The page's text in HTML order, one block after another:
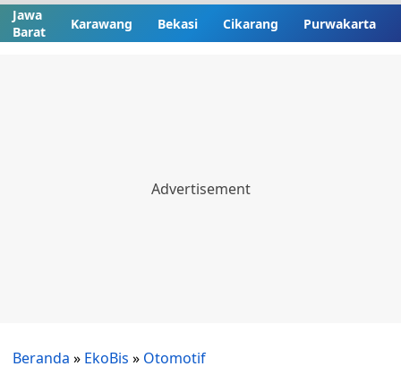
Jawa
Barat
Karawang Bekasi Cikarang Purwakarta
Beranda » EkoBis » Otomotif